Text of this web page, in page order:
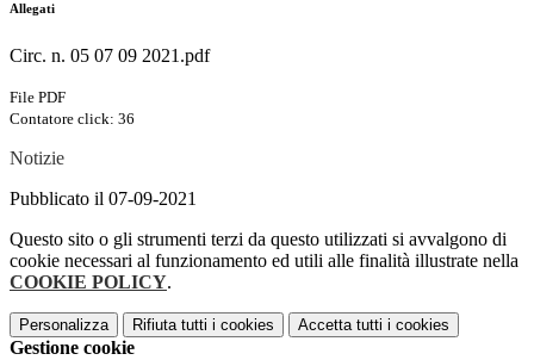
Allegati
Circ. n. 05 07 09 2021.pdf
File PDF
Contatore click: 36
Notizie
Pubblicato il 07-09-2021
Questo sito o gli strumenti terzi da questo utilizzati si avvalgono di
cookie necessari al funzionamento ed utili alle finalità illustrate nella
COOKIE POLICY.
Personalizza Rifiuta tutti i cookies Accetta tutti i cookies
Gestione cookie